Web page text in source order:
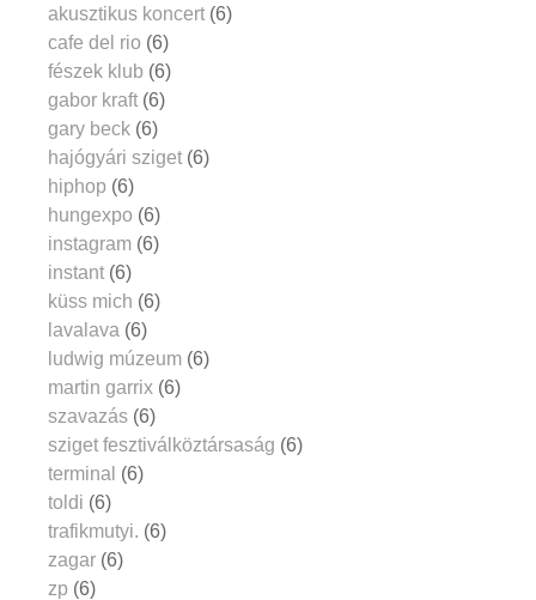
akusztikus koncert (6)
cafe del rio (6)
fészek klub (6)
gabor kraft (6)
gary beck (6)
hajógyári sziget (6)
hiphop (6)
hungexpo (6)
instagram (6)
instant (6)
küss mich (6)
lavalava (6)
ludwig múzeum (6)
martin garrix (6)
szavazás (6)
sziget fesztiválköztársaság (6)
terminal (6)
toldi (6)
trafikmutyi. (6)
zagar (6)
zp (6)